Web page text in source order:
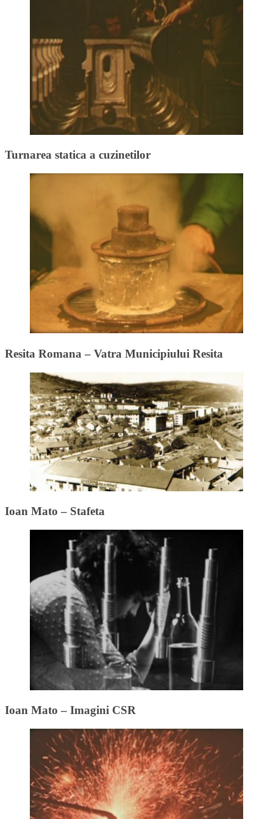
Turnarea statica a cuzinetilor
Resita Romana – Vatra Municipiului Resita
Ioan Mato – Stafeta
Ioan Mato – Imagini CSR